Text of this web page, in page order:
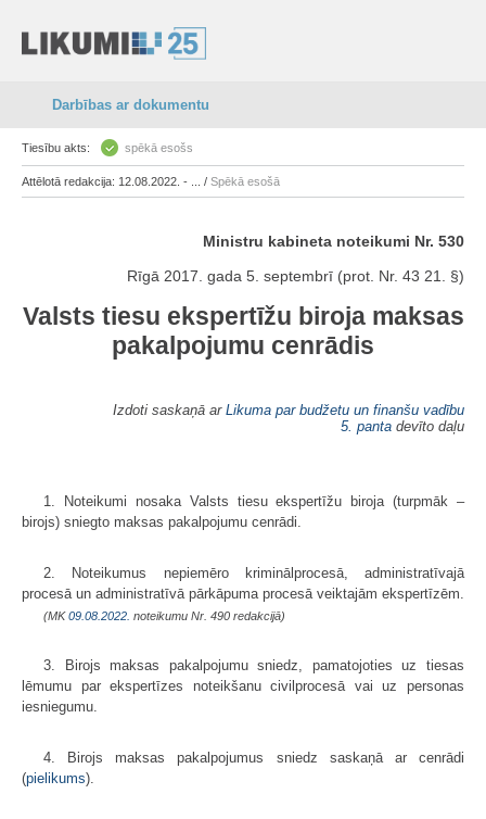
Darbības ar dokumentu
Tiesību akts: spēkā esošs
Attēlotā redakcija: 12.08.2022. - ... / Spēkā esošā
Ministru kabineta noteikumi Nr. 530
Rīgā 2017. gada 5. septembrī (prot. Nr. 43 21. §)
Valsts tiesu ekspertīžu biroja maksas
pakalpojumu cenrādis
Izdoti saskaņā ar Likuma par budžetu un finanšu vadību
5. panta devīto daļu
1. Noteikumi nosaka Valsts tiesu ekspertīžu biroja (turpmāk –
birojs) sniegto maksas pakalpojumu cenrādi.
2. Noteikumus nepiemēro kriminālprocesā, administratīvajā
procesā un administratīvā pārkāpuma procesā veiktajām ekspertīzēm.
(MK09.08.2022. noteikumu Nr. 490 redakcijā)
3. Birojs maksas pakalpojumu sniedz, pamatojoties uz tiesas
lēmumu par ekspertīzes noteikšanu civilprocesā vai uz personas
iesniegumu.
4. Birojs maksas pakalpojumus sniedz saskaņā ar cenrādi
(pielikums).